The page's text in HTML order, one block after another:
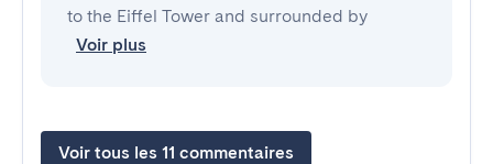
to the Eiffel Tower and surrounded by
Voir plus
Voir tous les 11 commentaires